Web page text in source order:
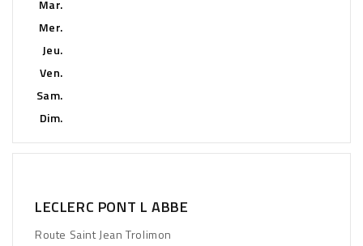
Mar.
Mer.
Jeu.
Ven.
Sam.
Dim.
LECLERC PONT L ABBE
Route Saint Jean Trolimon